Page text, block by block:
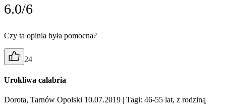
6.0/6
Czy ta opinia była pomocna?
24
Urokliwa calabria
Dorota, Tarnów Opolski 10.07.2019 | Tagi: 46-55 lat, z rodziną